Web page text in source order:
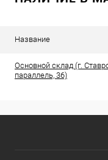
Название
Основной склад (г.
параллель, 36)